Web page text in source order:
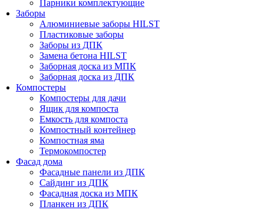
Парники комплектующие
Заборы
Алюминиевые заборы HILST
Пластиковые заборы
Заборы из ДПК
Замена бетона HILST
Заборная доска из МПК
Заборная доска из ДПК
Компостеры
Компостеры для дачи
Ящик для компоста
Емкость для компоста
Компостный контейнер
Компостная яма
Термокомпостер
Фасад дома
Фасадные панели из ДПК
Сайдинг из ДПК
Фасадная доска из МПК
Планкен из ДПК